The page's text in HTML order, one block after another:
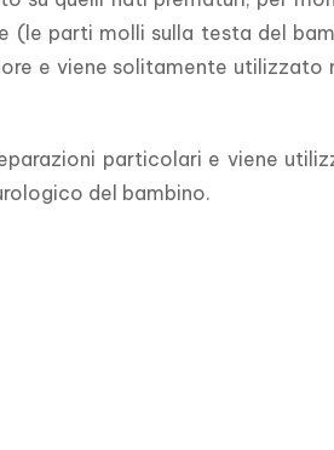
(le parti molli sulla testa del
e viene solitamente utilizzato
particolari e viene
del bambino.